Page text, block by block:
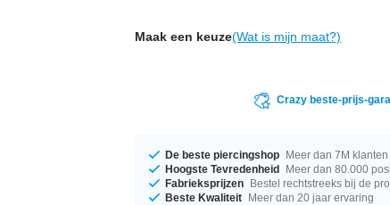
Maak een keuze(Wat is mijn maat?)
Crazy beste-prijs-
De beste piercingshop Meer dan 7M klanten
Hoogste Tevredenheid Meer dan 80.000
Fabrieksprijzen Bestel rechtstreeks bij de
Beste Kwaliteit Meer dan 20 jaar ervaring